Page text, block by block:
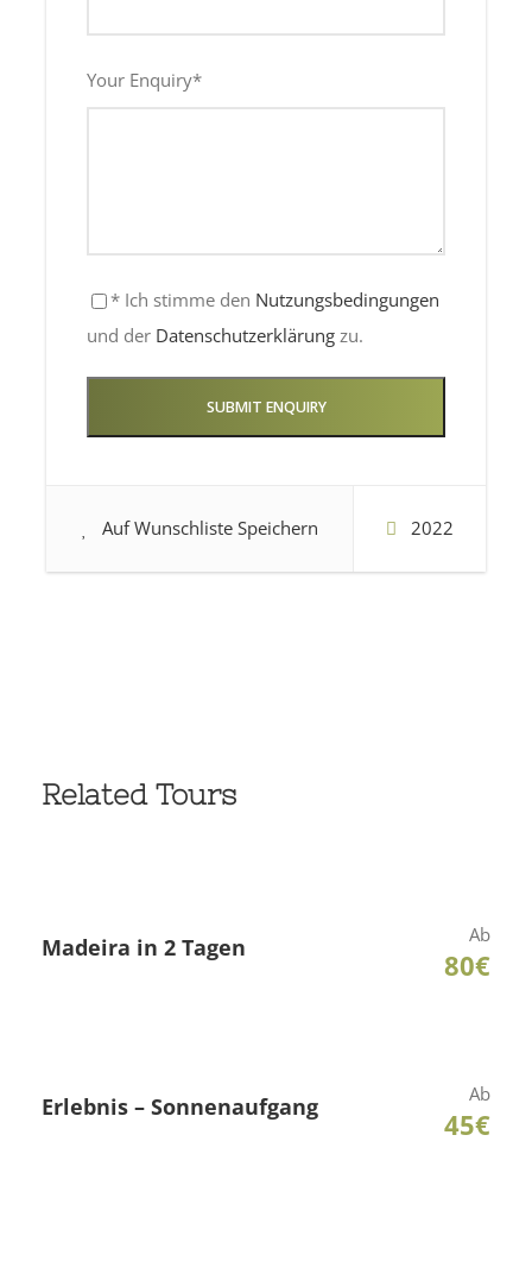
Your Enquiry*
* Ich stimme den Nutzungsbedingungen
und der Datenschutzerklärung zu.
Auf Wunschliste Speichern 2022
Lunch Included
Related Tours
Madeira in 2 Tagen Ab
80€
Erlebnis – Sonnenaufgang Ab
45€